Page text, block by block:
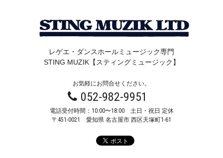
レゲエ・ダンスホールミュージック専門
STING MUZIK【スティングミュージック】
お気軽にお問合せください。
052-982-9951
電話受付時間：10:00〜18:00 土日・祝日 定休
〒451-0021 愛知県 名古屋市 西区天塚町1-61